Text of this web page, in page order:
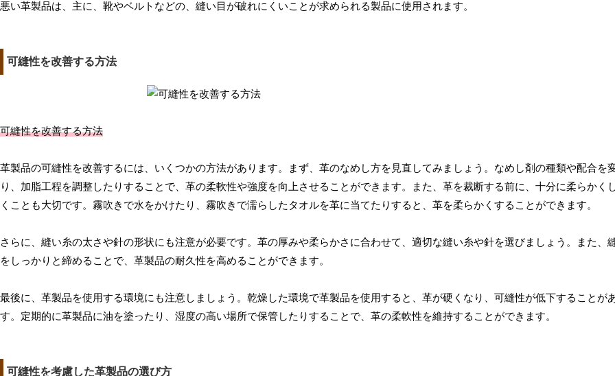
悪い革製品は、主に、靴やベルトなどの、縫い目が破れにくいことが求められる製品に使用されます。
可縫性を改善する方法
可縫性を改善する方法
革製品の可縫性を改善するには、いくつかの方法があります。まず、革のなめし方を見直してみましょう。なめし剤の種類や配合を
り、加脂工程を調整したりすることで、革の柔軟性や強度を向上させることができます。また、革を裁断する前に、十分に柔らかく
くことも大切です。霧吹きで水をかけたり、霧吹きで濡らしたタオルを革に当てたりすると、革を柔らかくすることができます。
さらに、縫い糸の太さや針の形状にも注意が必要です。革の厚みや柔らかさに合わせて、適切な縫い糸や針を選びましょう。また、
をしっかりと締めることで、革製品の耐久性を高めることができます。
最後に、革製品を使用する環境にも注意しましょう。乾燥した環境で革製品を使用すると、革が硬くなり、可縫性が低下することが
す。定期的に革製品に油を塗ったり、湿度の高い場所で保管したりすることで、革の柔軟性を維持することができます。
可縫性を考慮した革製品の選び方